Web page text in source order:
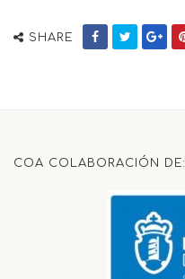
SHARE
COA COLABORACIÓN DE: